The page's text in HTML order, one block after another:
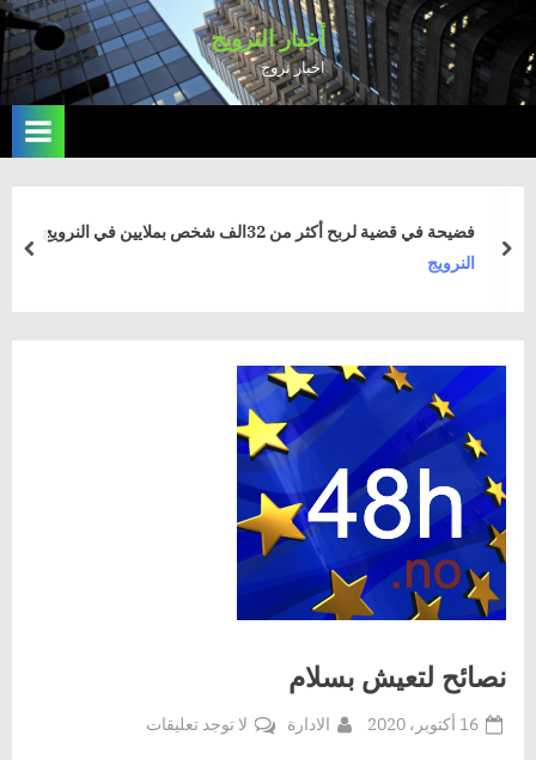
to
content
أخبار النرويج
اخبار نروج
فضيحة في قضية لربح أكثر من 32الف شخص بملايين في النرويج
النرويجnext
نصائح لتعيش بسلام
Posted
16 أكتوبر، 2020 By
الادارة لا توجد تعليقاتعلى